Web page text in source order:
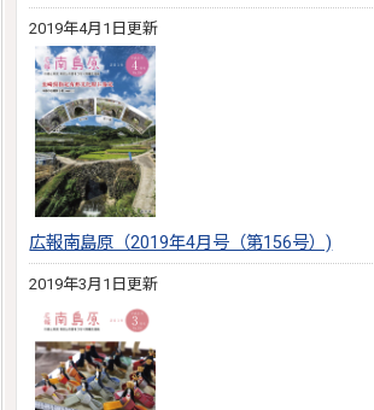
2019年4月1日更新
広報南島原（2019年4月号（第156号）)
2019年3月1日更新